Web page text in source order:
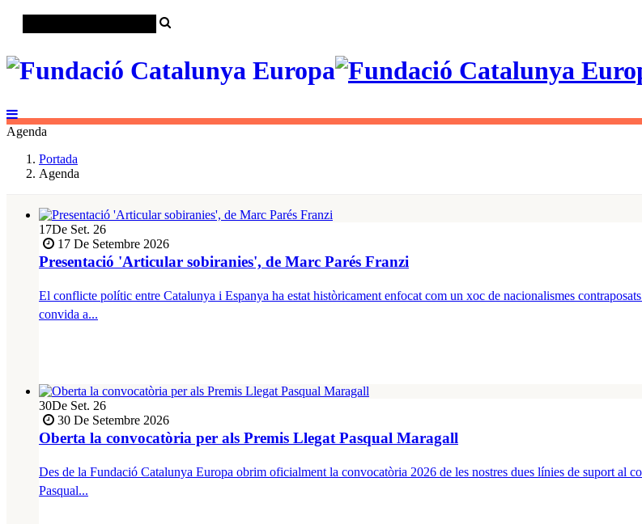
Agenda
Portada
Agenda
17De Set. 26
17 De Setembre 2026
Presentació 'Articular sobiranies', de Marc Parés Franzi
El conflicte polític entre Catalunya i Espanya ha estat històricament enfocat com un xoc de nacionalismes
convida a...
30De Set. 26
30 De Setembre 2026
Oberta la convocatòria per als Premis Llegat Pasqual Maragall
Des de la Fundació Catalunya Europa obrim oficialment la convocatòria 2026 de les nostres dues línies de suport al
Pasqual...